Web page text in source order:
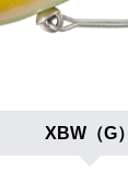
XBW（G）